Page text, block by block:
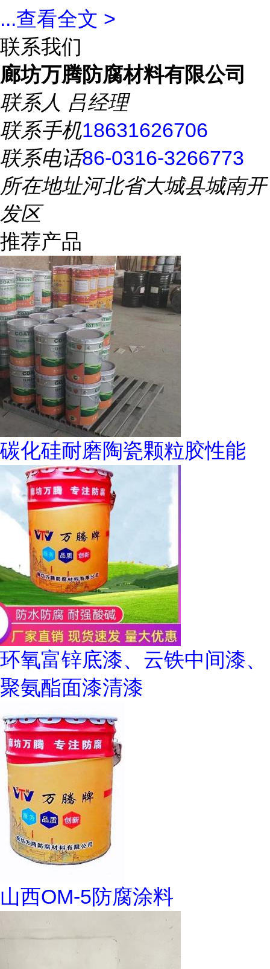
...查看全文 >
联系我们
廊坊万腾防腐材料有限公司
联系人 吕经理
联系手机18631626706
联系电话86-0316-3266773
所在地址河北省大城县城南开
发区
推荐产品
碳化硅耐磨陶瓷颗粒胶性能
环氧富锌底漆、云铁中间漆、
聚氨酯面漆清漆
山西OM-5防腐涂料